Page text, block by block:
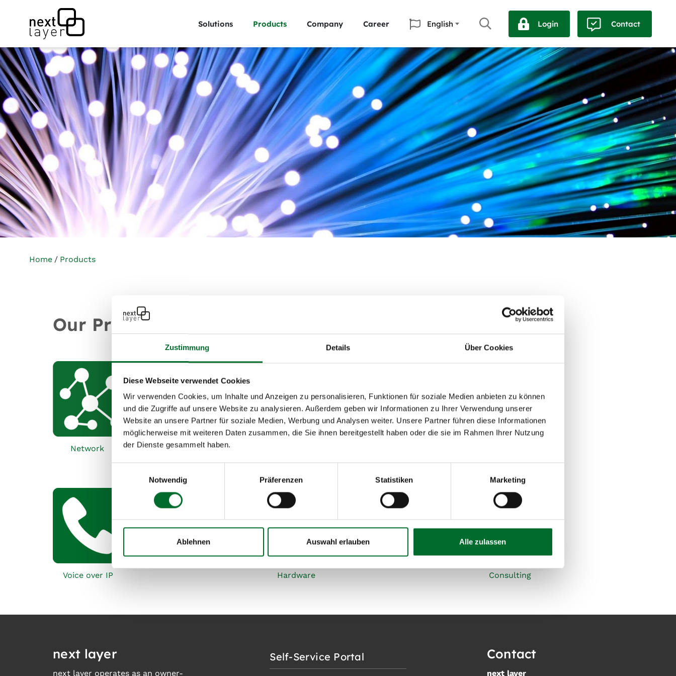
Zustimmung Details Über Cookies
Diese Webseite verwendet Cookies
Wir verwenden Cookies, um Inhalte und Anzeigen zu personalisieren, Funktionen für soziale Medien anbieten zu können
und die Zugriffe auf unsere Website zu analysieren. Außerdem geben wir Informationen zu Ihrer Verwendung unserer
Website an unsere Partner für soziale Medien, Werbung und Analysen weiter. Unsere Partner führen diese Informationen
möglicherweise mit weiteren Daten zusammen, die Sie ihnen bereitgestellt haben oder die sie im Rahmen Ihrer Nutzung
der Dienste gesammelt haben.
Notwendig
Präferenzen Statistiken Marketing
Ablehnen Auswahl erlauben Alle zulassen
Solutions Products Company Career English Login Contact
Home Products
Our Products
Network
Voice over IP Hardware Consulting
next layer
next layer operates as an owner-
Self-Service Portal
Contact
next layer